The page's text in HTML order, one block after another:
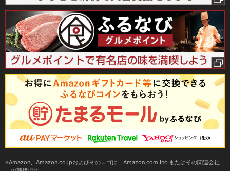
Amazon、Amazon.co.jpおよびそのロゴは、Amazon.com,Inc.またはその関連会社